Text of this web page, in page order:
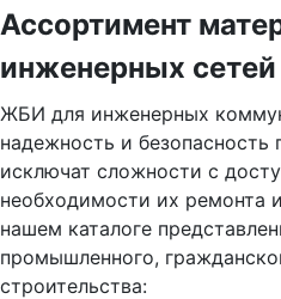
Ассортимент
инженерных сетей
ЖБИ для инженерных
надежность и безопасность
исключат сложности с
необходимости их ремонта
нашем каталоге
промышленного,
строительства: